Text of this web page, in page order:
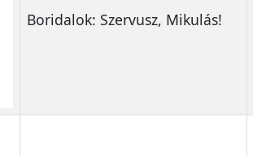
Boridalok: Szervusz, Mikulás!